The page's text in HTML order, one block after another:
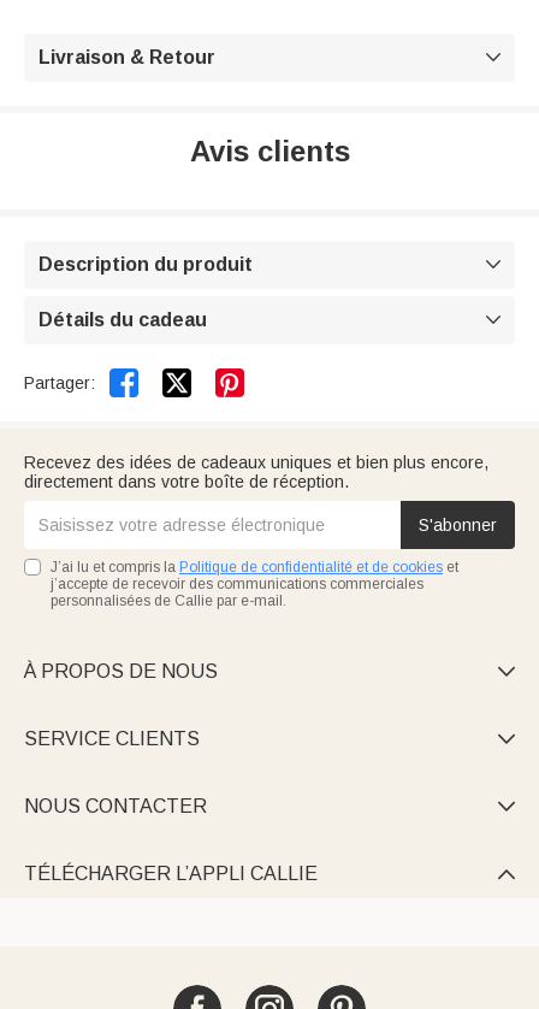
Livraison & Retour 
Avis clients
Description du produit 
Détails du cadeau 
Partager:  
Recevez des idées de cadeaux uniques et bien plus encore,
directement dans votre boîte de réception.
S'abonner
J’ai lu et compris la Politique de confidentialité et de cookies et
j’accepte de recevoir des communications commerciales
personnalisées de Callie par e-mail.
À PROPOS DE NOUS 
SERVICE CLIENTS 
NOUS CONTACTER 
TÉLÉCHARGER L’APPLI CALLIE 